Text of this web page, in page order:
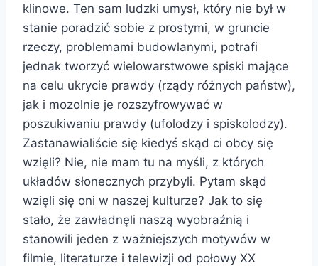
klinowe. Ten sam ludzki umysł, który nie był w
stanie poradzić sobie z prostymi, w gruncie
rzeczy, problemami budowlanymi, potrafi
jednak tworzyć wielowarstwowe spiski mające
na celu ukrycie prawdy (rządy różnych państw),
jak i mozolnie je rozszyfrowywać w
poszukiwaniu prawdy (ufolodzy i spiskolodzy).
Zastanawialiście się kiedyś skąd ci obcy się
wzięli? Nie, nie mam tu na myśli, z których
układów słonecznych przybyli. Pytam skąd
wzięli się oni w naszej kulturze? Jak to się
stało, że zawładnęli naszą wyobraźnią i
stanowili jeden z ważniejszych motywów w
filmie, literaturze i telewizji od połowy XX